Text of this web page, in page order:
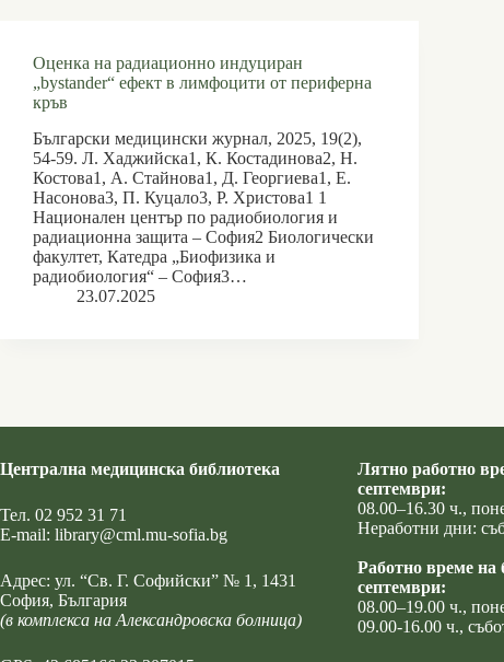
Оценка на радиационно индуциран
„bystander“ ефект в лимфоцити от периферна
кръв
Български медицински журнал, 2025, 19(2),
54-59. Л. Хаджийска1, К. Костадинова2, Н.
Костова1, А. Стайнова1, Д. Георгиева1, Е.
Насонова3, П. Куцало3, Р. Христова1 1
Национален център по радиобиология и
радиационна защита – София2 Биологически
факултет, Катедра „Биофизика и
радиобиология“ – София3…
23.07.2025
Централна медицинска библиотека
Тел. 02 952 31 71
Е-mail: library@cml.mu-sofia.bg
Адрес: ул. “Св. Г. Софийски” № 1 , 1431
София, България
(в комплекса на Александровска болница)
Лятно работно
септември:
08.00–16.30 ч.,
Неработни дни:
Работно време на
септември:
08.00–19.00 ч.,
09.00-16.00 ч.,